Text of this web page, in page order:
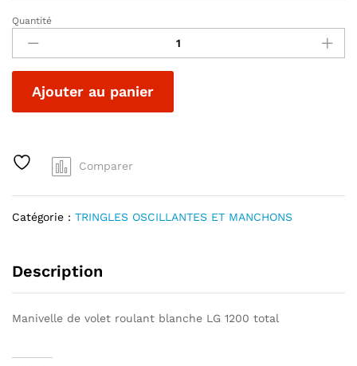
MANIVELLE
LG
1200
quantité
Quantité
Ajouter au panier
Comparer
i
Catégorie : TRINGLES OSCILLANTES ET MANCHONS
Description
Manivelle de volet roulant blanche LG 1200 total